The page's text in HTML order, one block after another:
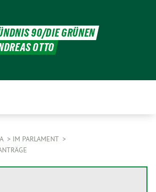
90/DIE GRÜNEN
OTTO
IM PARLAMENT